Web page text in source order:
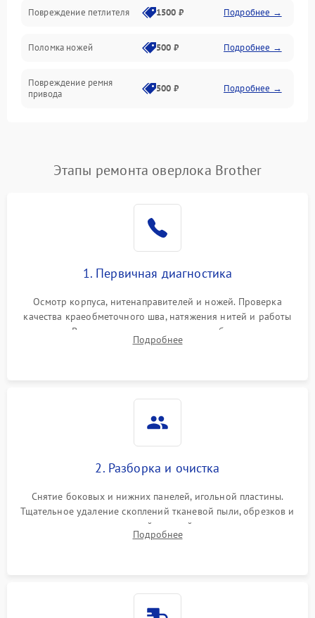
Шпульки, нити и заправка
Повреждение петлителя 1500 ₽ Подробнее →
Поломка ножей 500 ₽ Подробнее →
Повреждение ремня
привода
500 ₽ Подробнее →
Неисправность системы
подачи масла
1500 ₽ Подробнее →
500 ₽
защиты от засоров
500 ₽ Подробнее →
Этапы ремонта оверлока Brother
1. Первичная диагностика
Осмотр корпуса, нитенаправителей и ножей. Проверка
качества краеобметочного шва, натяжения нитей и работы
педали. Выявление пропусков стежков, обрывов нити,
заклинивания или тупого среза ткани на тестовом образце.
Подробнее
2. Разборка и очистка
Снятие боковых и нижних панелей, игольной пластины.
Тщательное удаление скоплений тканевой пыли, обрезков и
очесов из зоны петлителей и ножей с помощью жестких
кистей, пинцета и потока сжатого воздуха.
Подробнее